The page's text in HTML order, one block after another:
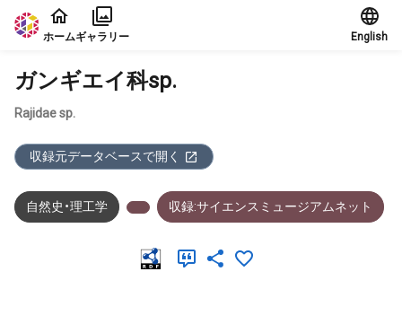
本文に飛ぶ
ホームギャラリー English
ガンギエイ科sp.
Rajidae sp.
収録元データベースで開く
自然史・理工学 収録:サイエンスミュージアムネット